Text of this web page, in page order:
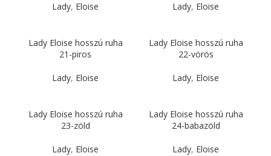
Lady, Eloise Lady, Eloise
Lady Eloise hosszú ruha
21-piros
Lady, Eloise
Lady Eloise hosszú ruha
22-vörös
Lady, Eloise
Lady Eloise hosszú ruha
23-zöld
Lady, Eloise
Lady Eloise hosszú ruha
24-babazöld
Lady, Eloise